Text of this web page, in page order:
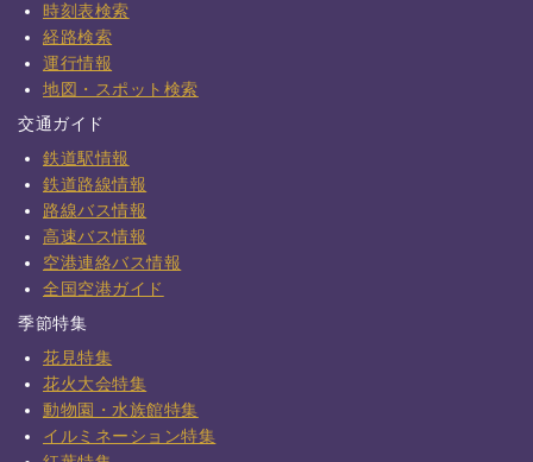
時刻表検索
経路検索
運行情報
地図・スポット検索
交通ガイド
鉄道駅情報
鉄道路線情報
路線バス情報
高速バス情報
空港連絡バス情報
全国空港ガイド
季節特集
花見特集
花火大会特集
動物園・水族館特集
イルミネーション特集